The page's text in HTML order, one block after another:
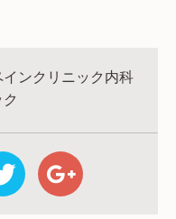
ンクリニック内科